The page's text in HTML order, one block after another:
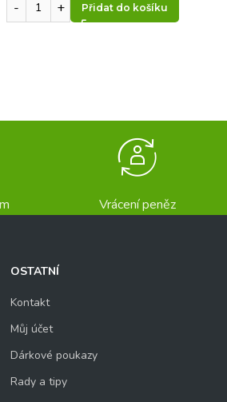
Přidat do košíku
Vrácení peněz
OSTATNÍ
Kontakt
Můj účet
Dárkové poukazy
Rady a tipy